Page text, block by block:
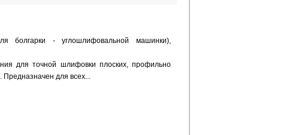
болгарки - углошлифовальной машинки),
для точной шлифовки плоских, профильно
Предназначен для всех...